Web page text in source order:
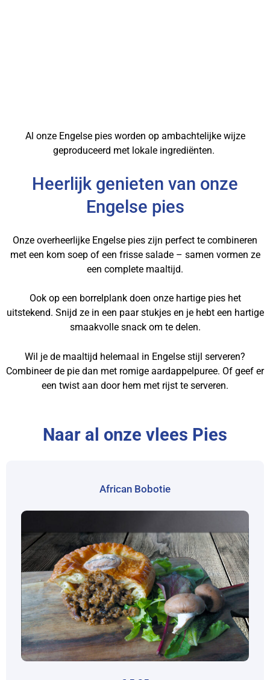
Al onze Engelse pies worden op ambachtelijke wijze
geproduceerd met lokale ingrediënten.
Heerlijk genieten van onze
Engelse pies
Onze overheerlijke Engelse pies zijn perfect te combineren
met een kom soep of een frisse salade – samen vormen ze
een complete maaltijd.
Ook op een borrelplank doen onze hartige pies het
uitstekend. Snijd ze in een paar stukjes en je hebt een hartige
smaakvolle snack om te delen.
Wil je de maaltijd helemaal in Engelse stijl serveren?
Combineer de pie dan met romige aardappelpuree. Of geef er
een twist aan door hem met rijst te serveren.
Naar al onze vlees Pies
African Bobotie